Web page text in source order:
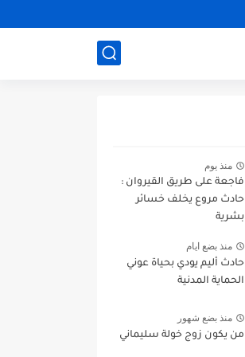
منذ يوم
فاجعة على طريق القيروان :
حادث مروع يخلف خسائر
بشرية
منذ بضع ايام
حادث أليم يودي بحياة عوني
الحماية المدنية
منذ بضع شهور
من يكون زوج خولة سليماني